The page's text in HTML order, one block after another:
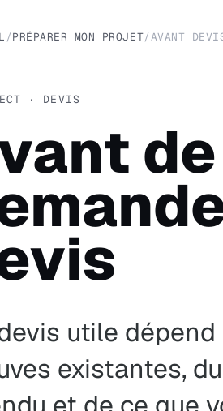
/PRÉPARER MON PROJET/AVANT
· DEVIS
de
utile
existantes,